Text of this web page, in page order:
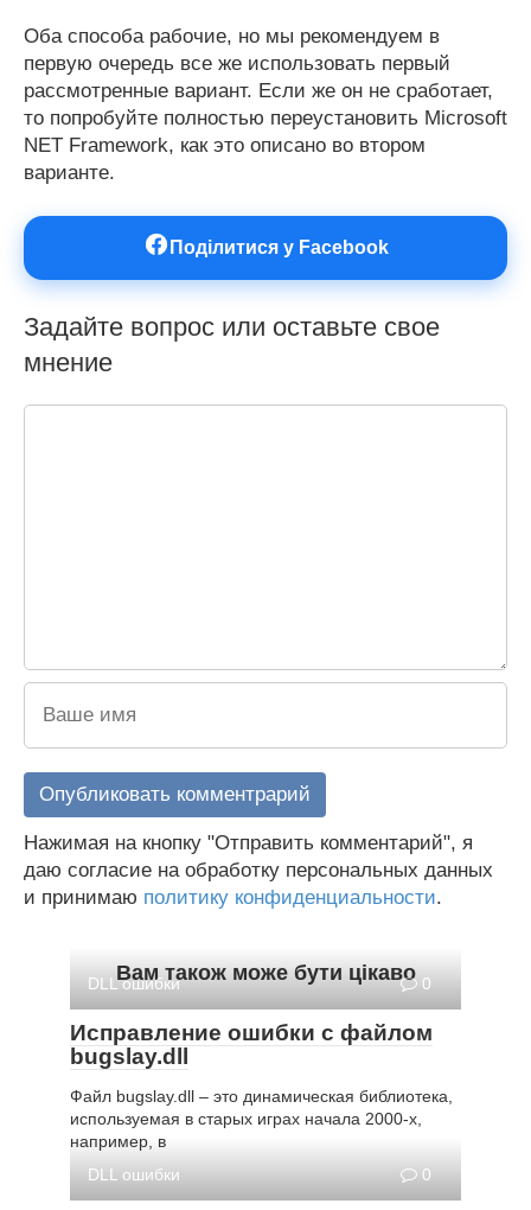
Оба способа рабочие, но мы рекомендуем в
первую очередь все же использовать первый
рассмотренные вариант. Если же он не сработает,
то попробуйте полностью переустановить Microsoft
NET Framework, как это описано во втором
варианте.
Поділитися у Facebook
Задайте вопрос или оставьте свое
мнение
Нажимая на кнопку "Отправить комментарий", я
даю согласие на обработку персональных данных
и принимаю политику конфиденциальности.
Вам також може бути цікаво
DLL ошибки 0
Исправление ошибки с файлом
bugslay.dll
Файл bugslay.dll – это динамическая библиотека,
используемая в старых играх начала 2000-х,
например, в
DLL ошибки
0